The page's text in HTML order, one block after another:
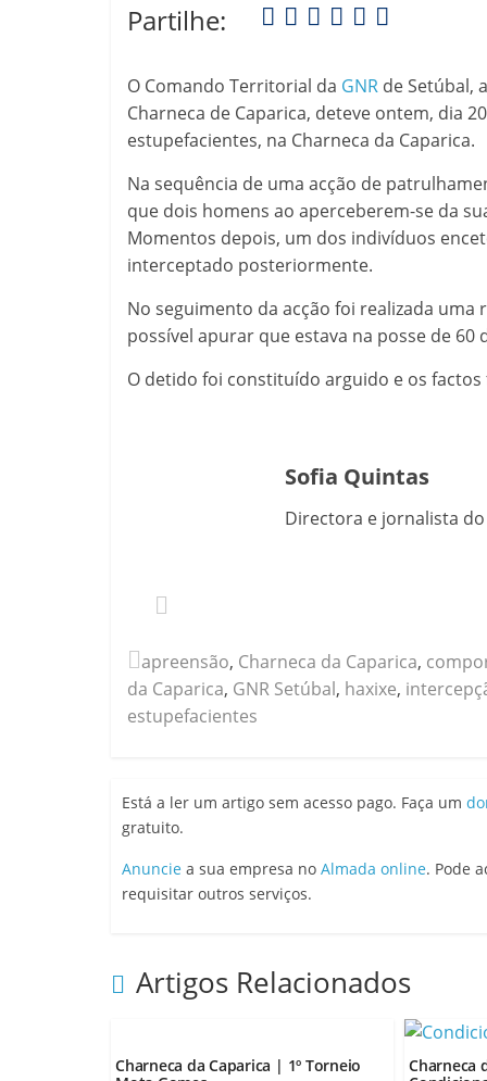
Partilhe:
O Comando Territorial da GNR de Setúbal,
Charneca de Caparica, deteve ontem, dia
estupefacientes, na Charneca da Caparica.
Na sequência de uma acção de
que dois homens ao aperceberem-se da
Momentos depois, um dos indivíduos
interceptado posteriormente.
No seguimento da acção foi realizada
possível apurar que estava na posse de
O detido foi constituído arguido e os
Sofia Quintas
Directora e jornalista
apreensão, Charneca da Caparica,
da Caparica, GNR Setúbal, haxixe,
estupefacientes
Está a ler um artigo sem acesso pago. Faça um
gratuito.
Anuncie a sua empresa no Almada online. Pode
requisitar outros serviços.
Artigos Relacionados
Charneca da Caparica | 1º Torneio
Charneca